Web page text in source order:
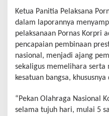
Ketua Panitia Pelaksana
dalam laporannya
pelaksanaan Pornas Korpri
pencapaian pembinaan
nasional, menjadi ajang
sekaligus memelihara serta
kesatuan bangsa, khususnya
“Pekan Olahraga Nasional
selama tujuh hari, mulai 5